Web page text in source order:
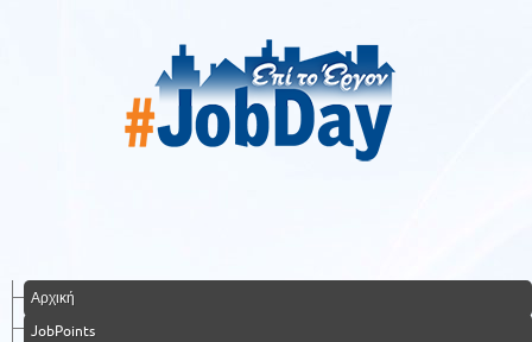
Αρχική
JobPoints